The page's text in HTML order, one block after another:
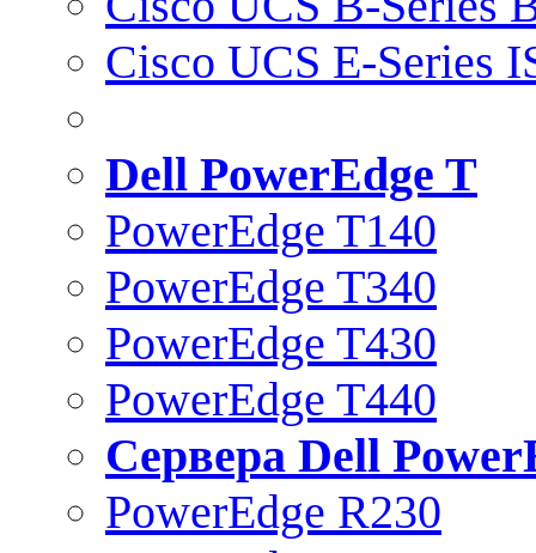
Cisco UCS E-Series
Dell PowerEdge T
PowerEdge T140
PowerEdge T340
PowerEdge T430
PowerEdge T440
Сервера Dell
PowerEdge R230